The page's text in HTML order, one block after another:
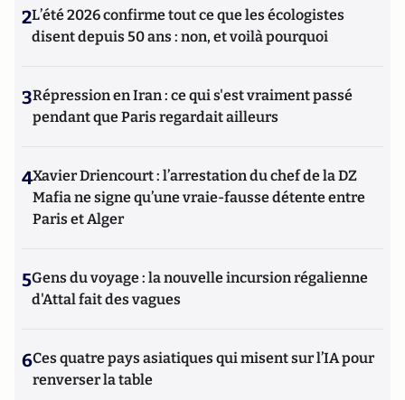
2L’été 2026 confirme tout ce que les écologistes
disent depuis 50 ans : non, et voilà pourquoi
3Répression en Iran : ce qui s'est vraiment passé
pendant que Paris regardait ailleurs
4Xavier Driencourt : l’arrestation du chef de la DZ
Mafia ne signe qu’une vraie-fausse détente entre
Paris et Alger
5Gens du voyage : la nouvelle incursion régalienne
d'Attal fait des vagues
6Ces quatre pays asiatiques qui misent sur l’IA pour
renverser la table